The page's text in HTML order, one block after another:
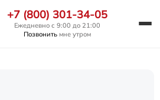
+7 (800) 301-34-05
Ежедневно с 9:00 до 21:00
Позвонить мне утром